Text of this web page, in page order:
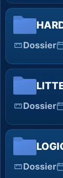
Dossier
Dossier
Dossier